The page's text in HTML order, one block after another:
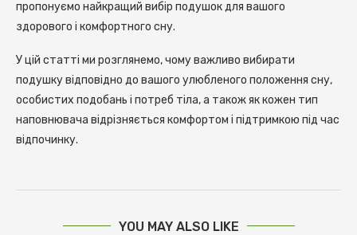
пропонуємо найкращий вибір подушок для вашого
здорового і комфортного сну.
У цій статті ми розглянемо, чому важливо вибирати
подушку відповідно до вашого улюбленого положення сну,
особистих подобань і потреб тіла, а також як кожен тип
наповнювача відрізняється комфортом і підтримкою під час
відпочинку.
YOU MAY ALSO LIKE